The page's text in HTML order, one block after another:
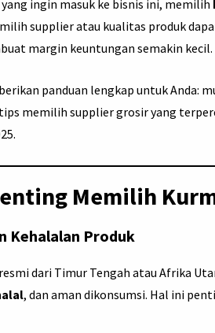
ingin masuk ke bisnis ini, memilih
supplier atau kualitas produk
margin keuntungan semakin kecil.
panduan lengkap untuk Anda:
memilih supplier grosir yang
Memilih
Kehalalan Produk
dari Timur Tengah atau Afrika
, dan aman dikonsumsi. Hal ini